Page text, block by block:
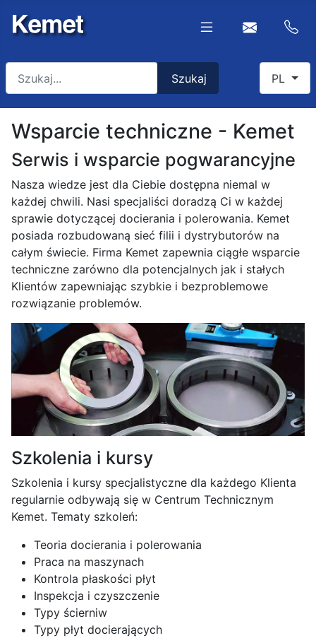
Szukaj PL
Wsparcie techniczne - Kemet
Serwis i wsparcie pogwarancyjne
Nasza wiedze jest dla Ciebie dostępna niemal w
każdej chwili. Nasi specjaliści doradzą Ci w każdej
sprawie dotyczącej docierania i polerowania. Kemet
posiada rozbudowaną sieć filii i dystrybutorów na
całym świecie. Firma Kemet zapewnia ciągłe wsparcie
techniczne zarówno dla potencjalnych jak i stałych
Klientów zapewniając szybkie i bezproblemowe
rozwiązanie problemów.
Szkolenia i kursy
Szkolenia i kursy specjalistyczne dla każdego Klienta
regularnie odbywają się w Centrum Technicznym
Kemet. Tematy szkoleń:
Teoria docierania i polerowania
Praca na maszynach
Kontrola płaskości płyt
Inspekcja i czyszczenie
Typy ścierniw
Typy płyt docierających